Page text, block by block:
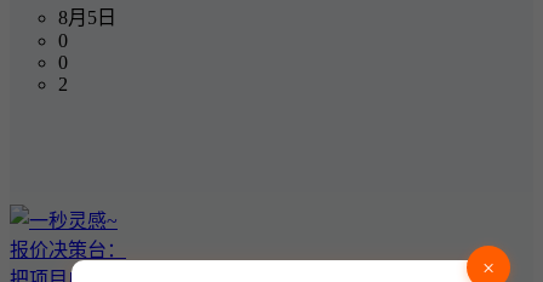
8月5日
0
0
2
×